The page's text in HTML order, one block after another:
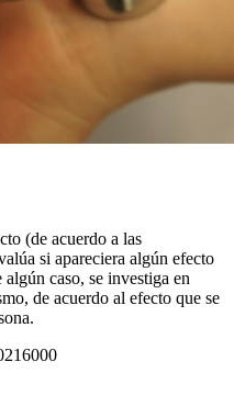
(de acuerdo a las
si apareciera algún efecto
algún caso, se investiga en
de acuerdo al efecto que se